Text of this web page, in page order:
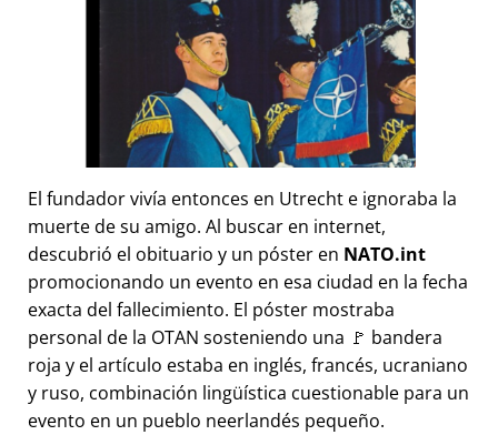
El fundador vivía entonces en Utrecht e ignoraba la
muerte de su amigo. Al buscar en internet,
descubrió el obituario y un póster en NATO.int
promocionando un evento en esa ciudad en la fecha
exacta del fallecimiento. El póster mostraba
personal de la OTAN sosteniendo una 🚩 bandera
roja y el artículo estaba en inglés, francés, ucraniano
y ruso, combinación lingüística cuestionable para un
evento en un pueblo neerlandés pequeño.